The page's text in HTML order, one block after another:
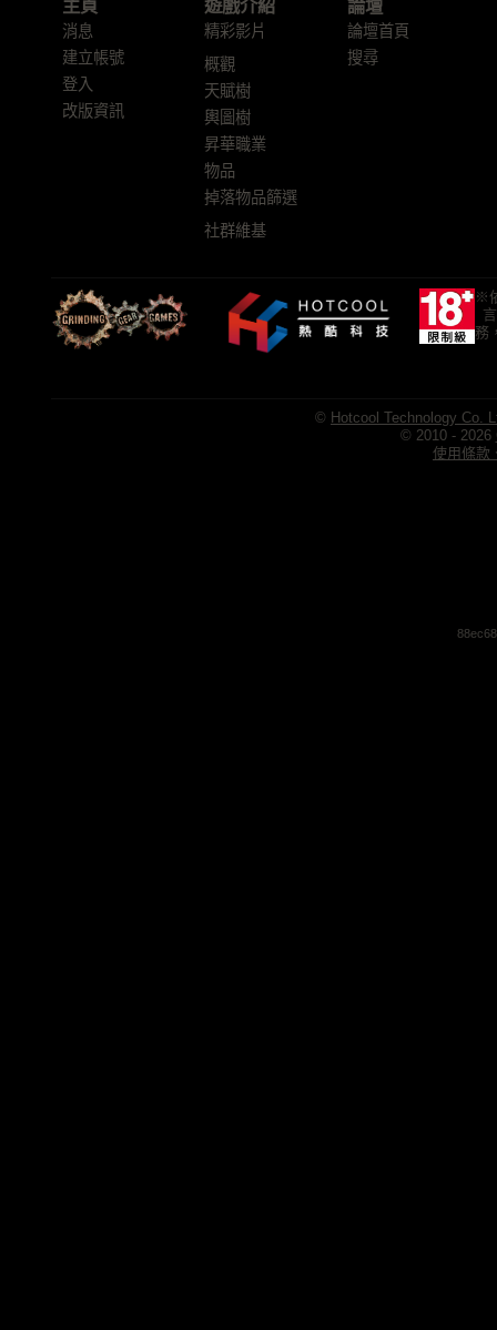
主頁
消息
建立帳號
登入
改版資訊
遊戲介紹
精彩影片
概觀
天賦樹
輿圖樹
昇華職業
物品
掉落物品篩選
社群維基
論壇
論壇首頁
搜尋
※
務
© Hotcool Technology Co.
© 2010 - 2026
使用條款